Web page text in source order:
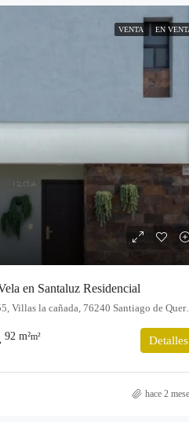
VENTA EN
en Santaluz Residencial
Prol. Constituyentes Ote. 455,
92 m²m²
Detalles
hace 2